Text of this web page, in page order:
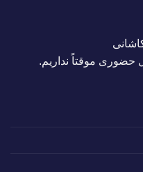
حضوری موقتاً نداریم.